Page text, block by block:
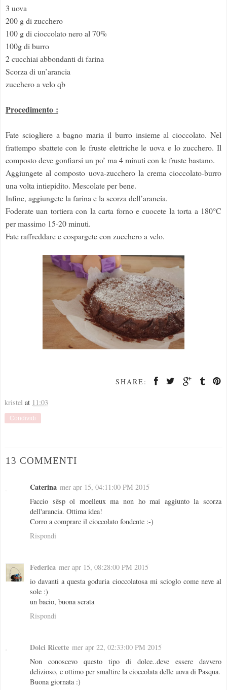
3 uova
200 g di zucchero
100 g di cioccolato nero al 70%
100g di burro
2 cucchiai abbondanti di farina
Scorza di un’arancia
zucchero a velo qb
Procedimento :
Fate sciogliere a bagno maria il burro insieme al cioccolato. Nel
frattempo sbattete con le fruste elettriche le uova e lo zucchero. Il
composto deve gonfiarsi un po’ ma 4 minuti con le fruste bastano.
Aggiungete al composto uova-zucchero la crema cioccolato-burro
una volta intiepidito. Mescolate per bene.
Infine, aggiungete la farina e la scorza dell’arancia.
Foderate uan tortiera con la carta forno e cuocete la torta a 180°C
per massimo 15-20 minuti.
Fate raffreddare e cospargete con zucchero a velo.
SHARE:
kristel at 11:03
Condividi
13 COMMENTI
Caterina mer apr 15, 04:11:00 PM 2015
Faccio sêsp ol moelleux ma non ho mai aggiunto la scorza
dell'arancia. Ottima idea!
Corro a comprare il cioccolato fondente :-)
Rispondi
Federica mer apr 15, 08:28:00 PM 2015
io davanti a questa goduria cioccolatosa mi scioglo come neve al
sole :)
un bacio, buona serata
Rispondi
Dolci Ricette mer apr 22, 02:33:00 PM 2015
Non conoscevo questo tipo di dolce..deve essere davvero
delizioso, e ottimo per smaltire la cioccolata delle uova di Pasqua.
Buona giornata :)